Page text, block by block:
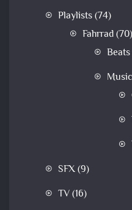
Playlists(74)
Fahrrad(70)
SFX(9)
TV(16)